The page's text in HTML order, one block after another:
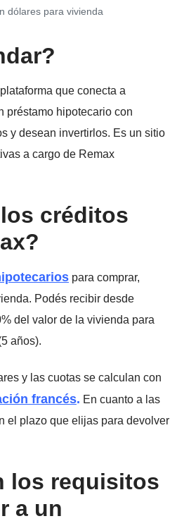
dólares para vivienda
que conecta a
préstamo hipotecario con
y desean invertirlos. Es un sitio
a cargo de Remax
créditos
para comprar,
Podés recibir desde
del valor de la vivienda para
años).
y las cuotas se calculan con
francés. En cuanto a las
el plazo que elijas para devolver
los requisitos
a un